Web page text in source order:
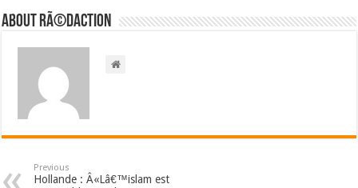
About RÃ©daction
Previous
Hollande : Â«Lâ€™islam est